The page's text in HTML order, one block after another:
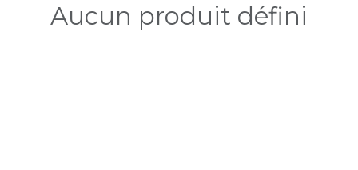
Aucun produit défini